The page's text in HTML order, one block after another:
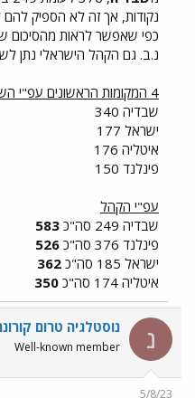
נקודות, אך זה לא הספיק
כפי שאפשר לראות מהסיכום
נ.ב. גם הקהל הישראלי נתן לשיר
4 המקומות הראשונים עפ"י השופטים
שבדיה 340
ישראל 177
איטליה 176
פינלנד 150
עפ"י הקהל
שבדיה 249 סה"כ
583
פינלנד 376 סה"כ
526
ישראל 185 סה"כ
362
איטליה 174 סה"כ
350
נ נוסטלגיה טרום
Well-known member
5/8/23